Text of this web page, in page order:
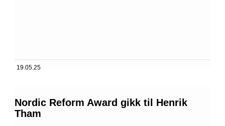
Nordic Reform Award gikk til Henrik
Tham
19.05.25